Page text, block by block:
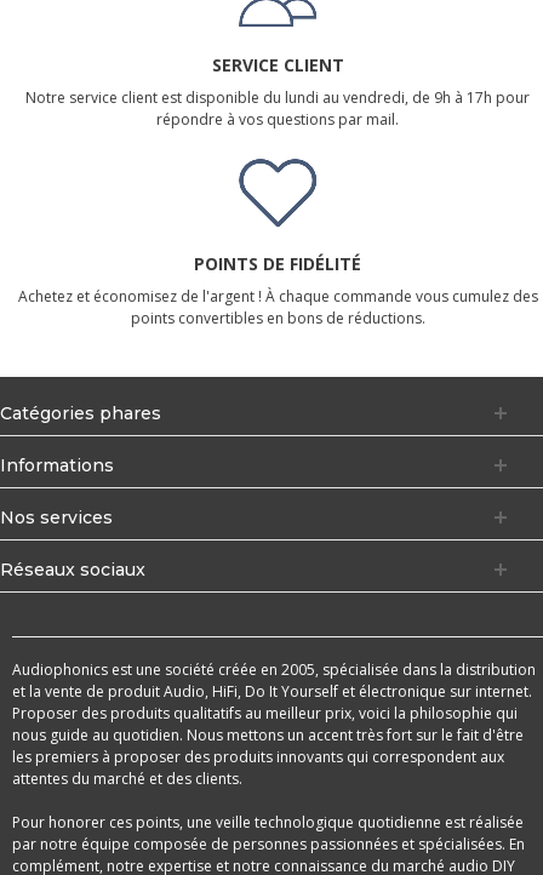
SERVICE CLIENT
Notre service client est disponible du lundi au vendredi, de 9h à 17h pour
répondre à vos questions par mail.
POINTS DE FIDÉLITÉ
Achetez et économisez de l'argent ! À chaque commande vous cumulez des
points convertibles en bons de réductions.
Catégories phares
Informations
Nos services
Réseaux sociaux
Audiophonics est une société créée en 2005, spécialisée dans la distribution
et la vente de produit Audio, HiFi, Do It Yourself et électronique sur internet.
Proposer des produits qualitatifs au meilleur prix, voici la philosophie qui
nous guide au quotidien. Nous mettons un accent très fort sur le fait d'être
les premiers à proposer des produits innovants qui correspondent aux
attentes du marché et des clients.
Pour honorer ces points, une veille technologique quotidienne est réalisée
par notre équipe composée de personnes passionnées et spécialisées. En
complément, notre expertise et notre connaissance du marché audio DIY